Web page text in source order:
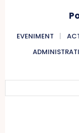
EVENIMENT